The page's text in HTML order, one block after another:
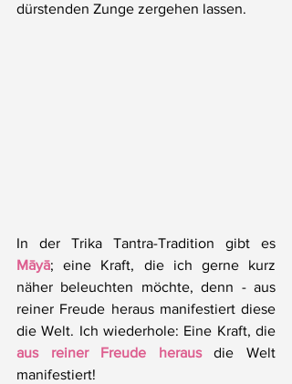
dürstenden Zunge zergehen lassen.
Māyā; eine Kraft, die ich gerne kurz
näher beleuchten möchte, denn - aus
reiner Freude heraus manifestiert diese
aus reiner Freude heraus die Welt
manifestiert!